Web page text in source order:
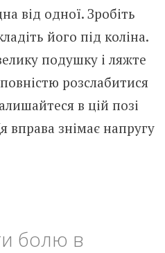
від одної. Зробіть
його під коліна.
подушку і ляжте
розслабитися
в цій позі
знімає напругу
болю в